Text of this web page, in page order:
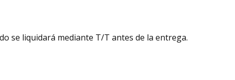
se liquidará mediante T/T antes de la entrega.